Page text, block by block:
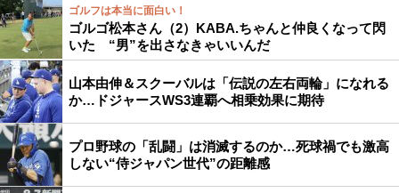
ゴルフは本当に面白い！
ゴルゴ松本さん（2）KABA.ちゃんと仲良くなって閃
いた “男”を出さなきゃいいんだ
山本由伸＆スクーバルは「伝説の左右両輪」になれる
か…ドジャースWS3連覇へ相乗効果に期待
プロ野球の「乱闘」は消滅するのか…死球禍でも激高
しない“侍ジャパン世代”の距離感